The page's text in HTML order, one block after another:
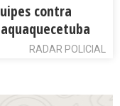
contra
RADAR POLICIAL